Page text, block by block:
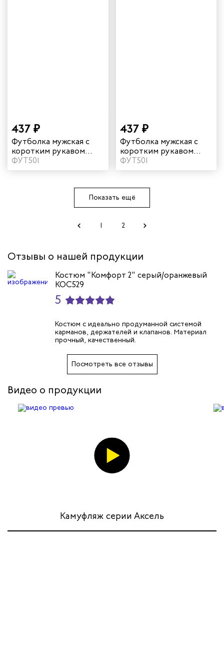
437 ₽
Футболка мужская с
коротким рукавом
цвет бордовый
ФУТ501
437 ₽
Футболка мужская с
коротким рукавом
цвет василек
ФУТ501
Показать ещё
1 2
Отзывы о нашей продукции
Костюм "Комфорт 2" серый/оранжевый
КОС529
5
Костюм с идеально продуманной системой
карманов, держателей и клапанов. Материал
прочный, качественный.
Посмотреть все отзывы
Видео о продукции
Камуфляж серии Аксель